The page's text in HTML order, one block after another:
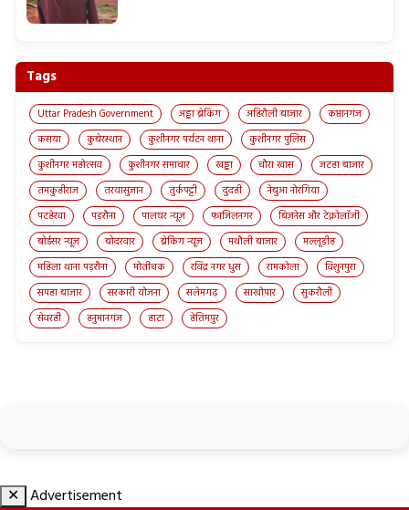
Tags
Uttar Pradesh Government अड्डा ब्रेकिंग अहिरौली बाजार
कप्तानगंज
कसया
कुबेरस्थान कुशीनगर पर्यटन थाना
कुशीनगर पुलिस
कुशीनगर महोत्सव
कुशीनगर समाचार खड्डा चौरा खास
जटहा बाजार
तमकुहीराज
तरयासुजान तुर्कपट्टी दुदही
नेबुआ नोरंगिया
पटहेरवा
पड़रौना पालघर न्यूज़ फाजिलनगर
बिज़नेस और टेक्नोलॉजी
बोईसर न्यूज़
बोदरवार ब्रेकिंग न्यूज़ मथौली बाजार
मल्लूडीह
महिला थाना पड़रौना
मोतीचक रविंद्र नगर धुस रामकोला
विशुनपुरा
सपहा बाजार
सरकारी योजना सलेमगढ़ साखोपार
सुकरौली
सेवरही
हनुमानगंज हाटा हेतिमपुर
✕ Advertisement